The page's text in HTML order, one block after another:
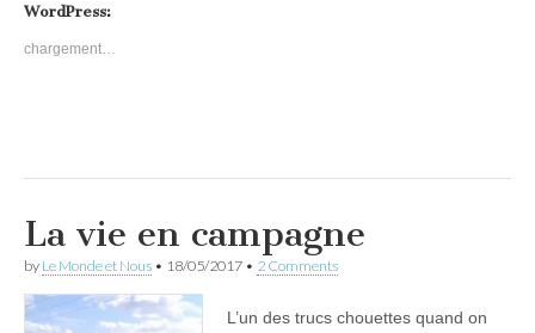
WordPress:
chargement…
La vie en campagne
by Le Monde et Nous • 18/05/2017 • 2 Comments
L’un des trucs chouettes quand on